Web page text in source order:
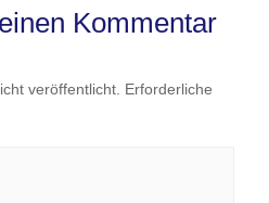
Kommentar
veröffentlicht. Erforderliche